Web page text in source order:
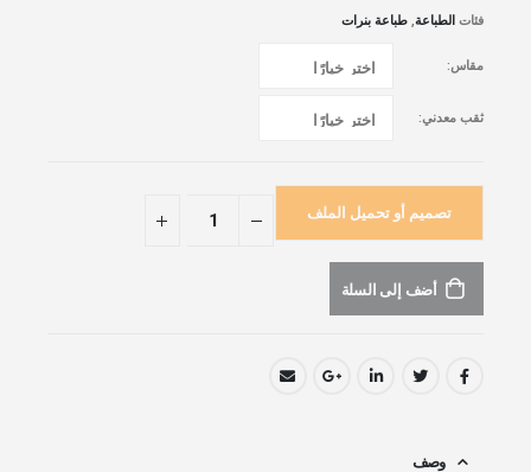
فئات الطباعة, طباعة بنرات
مقاس
ثقب معدني
تصميم أو تحميل الملف
أضف إلى السلة
وصف